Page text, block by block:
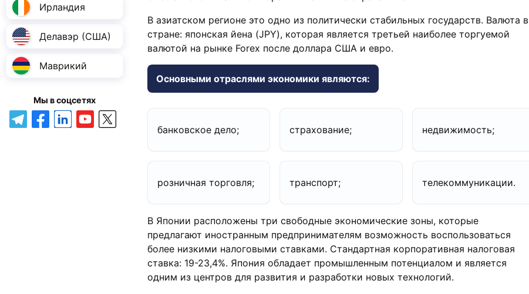
Ирландия
Делавэр (США)
Маврикий
Мы в соцсетях
В азиатском регионе это одно из политически стабильных государств. Валюта в
стране: японская йена (JPY), которая является третьей наиболее торгуемой
валютой на рынке Forex после доллара США и евро.
Основными отраслями экономики являются:
банковское дело; страхование; недвижимость;
розничная торговля; транспорт; телекоммуникации.
В Японии расположены три свободные экономические зоны, которые
предлагают иностранным предпринимателям возможность воспользоваться
более низкими налоговыми ставками. Стандартная корпоративная налоговая
ставка: 19-23,4%. Япония обладает промышленным потенциалом и является
одним из центров для развития и разработки новых технологий.